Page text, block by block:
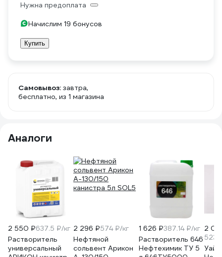
Нужна предоплата
Начислим 19 бонусов
Купить
Самовывоз: завтра,
бесплатно, из 1 магазина
Аналоги
2 550 ₽637.5 ₽/кг
Растворитель
универсальный
2 296 ₽574 ₽/кг
Нефтяной
сольвент Арикон
1 626 ₽387.14 ₽/кг
Растворитель 646
Нефтехимик ТУ 5
2